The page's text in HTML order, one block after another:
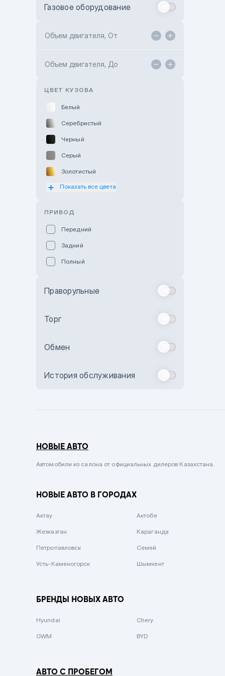
Toyota Kokshetau
Hyundai ShymCity
Газовое оборудование
Объем двигателя, От
Объем двигателя, До
ЦВЕТ КУЗОВА
Белый
Серебристый
Черный
Серый
Золотистый
Оранжевый
Бежевый
Комбинированный
Сиреневый металлик
Вишневый
Зеленый металлик
Показать все цвета
ПРИВОД
Передний
Задний
Полный
Праворульные
Торг
Обмен
История обслуживания
НОВЫЕ АВТО
Автомобили из салона от официальных дилеров Казахстана.
НОВЫЕ АВТО В ГОРОДАХ
Актау Актобе
Жезказган Караганда
Петропавловск Семей
Усть-Каменогорск Шымкент
БРЕНДЫ НОВЫХ АВТО
Hyundai Chery
GWM BYD
АВТО С ПРОБЕГОМ